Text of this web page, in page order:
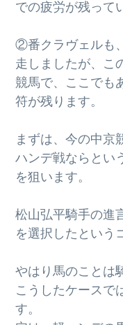
での疲労が残って
②番クラヴェルも
走しましたが、こ
競馬で、ここでも
符が残ります。
まずは、今の中京
ハンデ戦ならと
を狙います。
松山弘平騎手の進
を選択したという
やはり馬のことは
こうしたケースで
す。